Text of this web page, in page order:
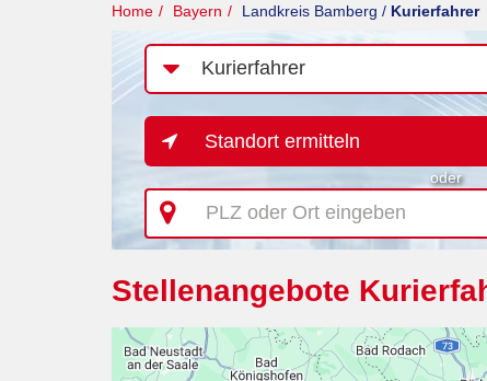
Home Bayern Landkreis Bamberg / Kurierfahrer
Job-
Kategorie
Standort ermitteln
oder
PLZ
oder
Ort
Stellenangebote